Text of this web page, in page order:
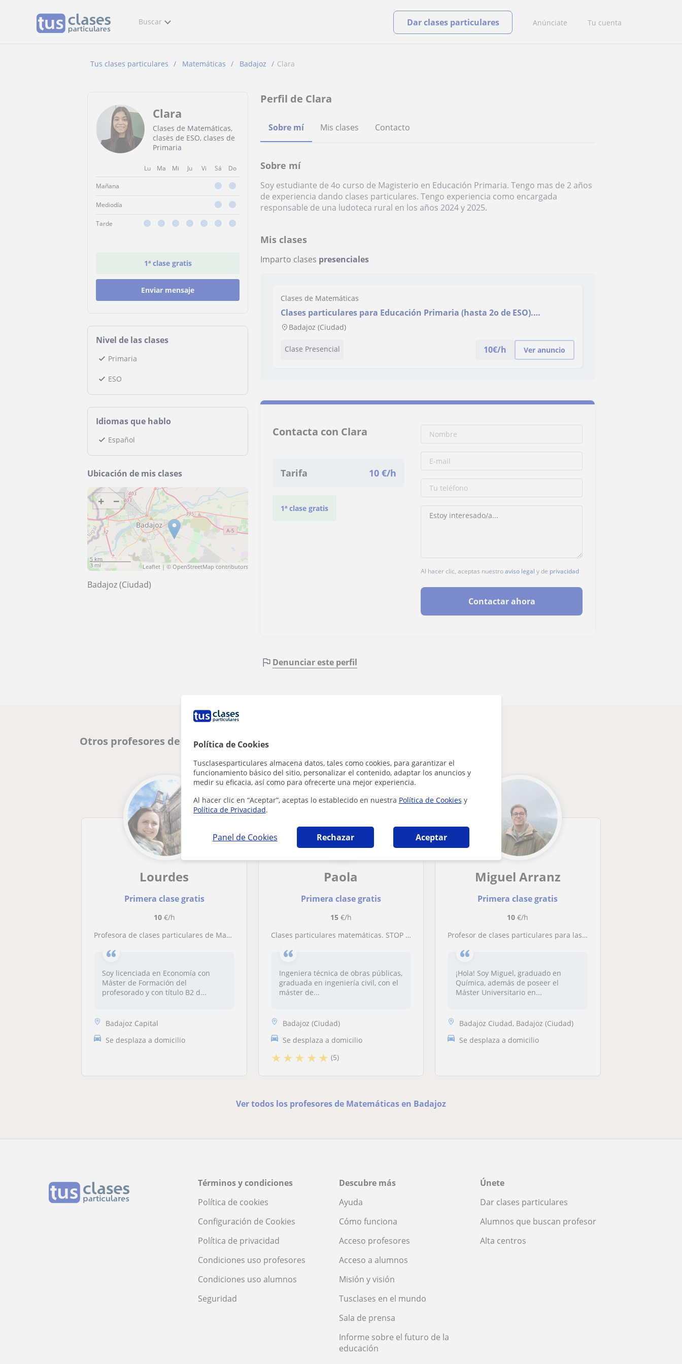
Política de Cookies
Tusclasesparticulares almacena datos, tales como cookies, para garantizar el
funcionamiento básico del sitio, personalizar el contenido, adaptar los anuncios y
medir su eficacia, así como para ofrecerte una mejor experiencia.
Al hacer clic en “Aceptar”, aceptas lo establecido en nuestra Política de Cookies y
Política de Privacidad.
Panel de Cookies Rechazar Aceptar
Buscar Anúnciate Tu cuenta
Dar clases particulares
Tus clases particulares Matemáticas Badajoz Clara
Clara
Clases de Matemáticas,
clases de ESO, clases de
Primaria
Lu Ma Mi Ju Vi Sá Do
Mañana
Mediodía
Tarde
1ª clase gratis
Enviar mensaje
Nivel de las clases
Primaria
ESO
Idiomas que hablo
Español
Ubicación de mis clases
+ −
5 km
3 mi
Leaflet | ©OpenStreetMap contributors
Badajoz (Ciudad)
Perfil de Clara
Sobre mí Mis clases Contacto
Sobre mí
Soy estudiante de 4o curso de Magisterio en Educación Primaria. Tengo mas de 2 años
de experiencia dando clases particulares. Tengo experiencia como encargada
responsable de una ludoteca rural en los años 2024 y 2025.
Mis clases
Imparto clases presenciales
Clases de Matemáticas
Clases particulares para Educación Primaria (hasta 2o de ESO).
Experiencia de más de dos años dando clases particulares
Badajoz (Ciudad)
Clase Presencial 10€/h Ver anuncio
Contacta con Clara
Tarifa 10 €/h
1ª clase gratis
Al hacer clic, aceptas nuestroaviso legal y de privacidad
Contactar ahora
Denunciar este perfil
Otros profesores de Matemáticas en Badajoz que pueden interesarte
Lourdes
Primera clase gratis
10€/h
Profesora de clases particulares de Matemáticas, Economía, Geografía, Historia, Portugués
Soy licenciada en Economía con
Máster de Formación del
profesorado y con título B2 d...
Badajoz Capital
Se desplaza a domicilio
Paola
Primera clase gratis
15€/h
Clases particulares matemáticas. STOP SUSPENSOS!
Ingeniera técnica de obras públicas,
graduada en ingeniería civil, con el
máster de...
Badajoz (Ciudad)
Se desplaza a domicilio
★★★ ★★ (5)
Miguel Arranz
Primera clase gratis
10 €/h
Profesor de clases particulares para las materias de Matemáticas y Física y Química (ESO y Bachillerato)
¡Hola! Soy Miguel, graduado en
Química, además de poseer el
Máster Universitario en...
Badajoz Ciudad, Badajoz (Ciudad)
Se desplaza a domicilio
Ver todos los profesores de Matemáticas en Badajoz
Términos y condiciones
Política de cookies
Configuración de Cookies
Política de privacidad
Condiciones uso profesores
Condiciones uso alumnos
Seguridad
Descubre más
Ayuda
Cómo funciona
Acceso profesores
Acceso a alumnos
Misión y visión
Tusclases en el mundo
Sala de prensa
Informe sobre el futuro de la
educación
Únete
Dar clases particulares
Alumnos que buscan profesor
Alta centros